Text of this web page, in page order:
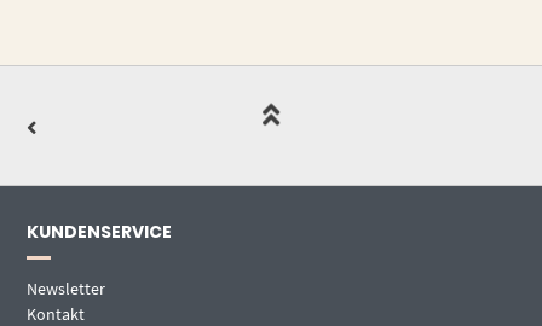
KUNDENSERVICE
Newsletter
Kontakt